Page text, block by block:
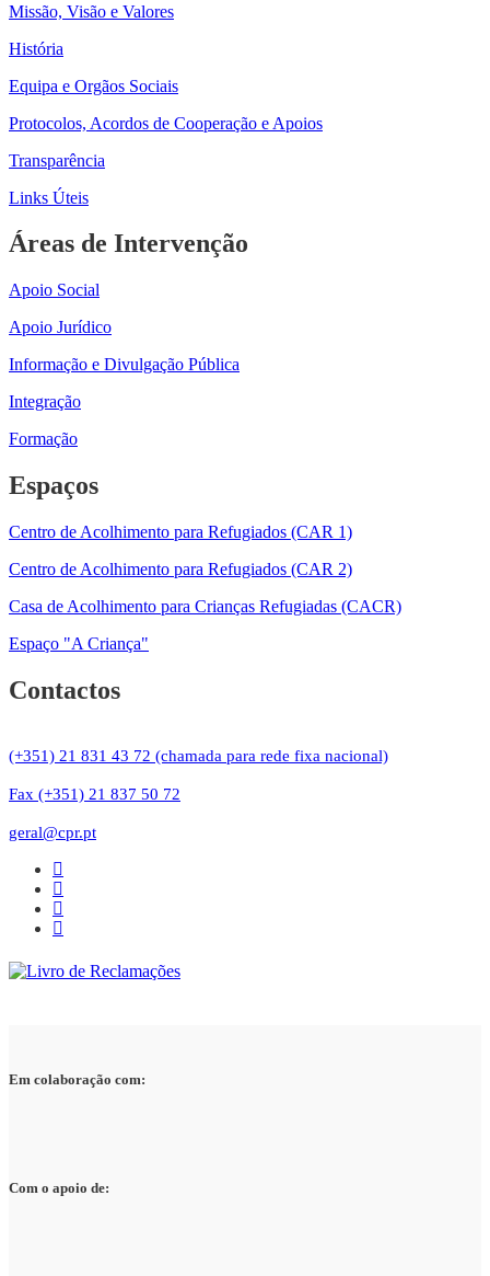
Missão, Visão e Valores
História
Equipa e Orgãos Sociais
Protocolos, Acordos de Cooperação e Apoios
Transparência
Links Úteis
Áreas de Intervenção
Apoio Social
Apoio Jurídico
Informação e Divulgação Pública
Integração
Formação
Espaços
Centro de Acolhimento para Refugiados (CAR 1)
Centro de Acolhimento para Refugiados (CAR 2)
Casa de Acolhimento para Crianças Refugiadas (CACR)
Espaço "A Criança"
Contactos
(+351) 21 831 43 72 (chamada para rede fixa nacional)
Fax (+351) 21 837 50 72
geral@cpr.pt
Em colaboração com:
Com o apoio de: